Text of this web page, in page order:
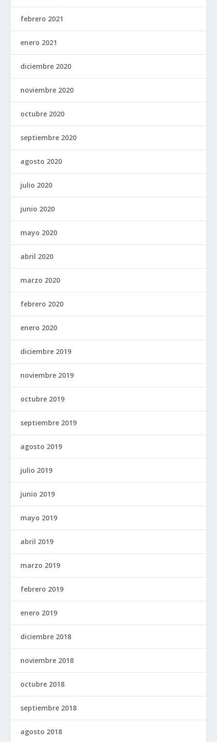
febrero 2021
enero 2021
diciembre 2020
noviembre 2020
octubre 2020
septiembre 2020
agosto 2020
julio 2020
junio 2020
mayo 2020
abril 2020
marzo 2020
febrero 2020
enero 2020
diciembre 2019
noviembre 2019
octubre 2019
septiembre 2019
agosto 2019
julio 2019
junio 2019
mayo 2019
abril 2019
marzo 2019
febrero 2019
enero 2019
diciembre 2018
noviembre 2018
octubre 2018
septiembre 2018
agosto 2018